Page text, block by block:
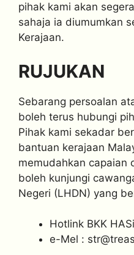
pihak kami akan
sahaja ia diumumkan
Kerajaan.
RUJUKAN
Sebarang persoalan
boleh terus hubungi
Pihak kami sekadar
bantuan kerajaan
memudahkan capaian
boleh kunjungi
Negeri (LHDN) yang
Hotlink BKK
e-Mel :